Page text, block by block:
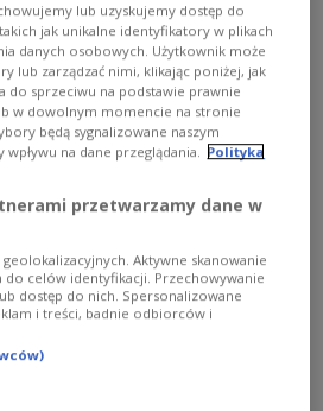
Forest Town Hall after a reception to
lub uzyskujemy dostęp do
jak unikalne identyfikatory w plikach
danych osobowych. Użytkownik może
lub zarządzać nimi, klikając poniżej, jak
do sprzeciwu na podstawie prawnie
w dowolnym momencie na stronie
będą sygnalizowane naszym
na dane przeglądania. Polityka
przetwarzamy dane w
geolokalizacyjnych. Aktywne skanowanie
do celów identyfikacji. Przechowywanie
dostęp do nich. Spersonalizowane
i treści, badnie odbiorców i